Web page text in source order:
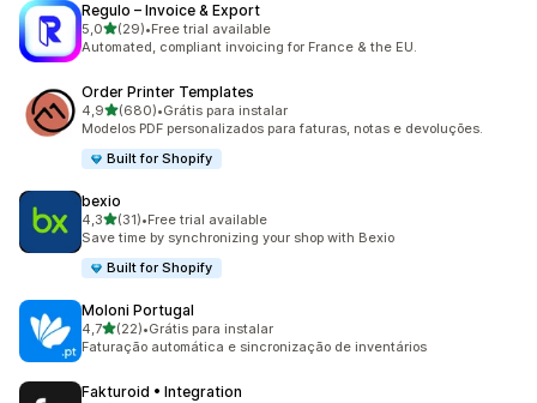
Regulo – Invoice & Export
5,0de 5 estrelas
(29)
29 avaliações ao todo
•Free trial available
Automated, compliant invoicing for France & the EU.
Order Printer Templates
4,9de 5 estrelas
(680)
680 avaliações ao todo
•Grátis para instalar
Modelos PDF personalizados para faturas, notas e devoluções.
Built for Shopify
bexio
4,3de 5 estrelas
(31)
31 avaliações ao todo
•Free trial available
Save time by synchronizing your shop with Bexio
Built for Shopify
Moloni Portugal
4,7de 5 estrelas
(22)
22 avaliações ao todo
•Grátis para instalar
Faturação automática e sincronização de inventários
Fakturoid • Integration